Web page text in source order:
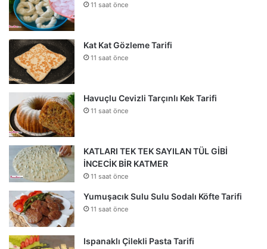
11 saat önce
Kat Kat Gözleme Tarifi
11 saat önce
Havuçlu Cevizli Tarçınlı Kek Tarifi
11 saat önce
KATLARI TEK TEK SAYILAN TÜL GİBİ
İNCECİK BİR KATMER
11 saat önce
Yumuşacık Sulu Sulu Sodalı Köfte Tarifi
11 saat önce
Ispanaklı Çilekli Pasta Tarifi